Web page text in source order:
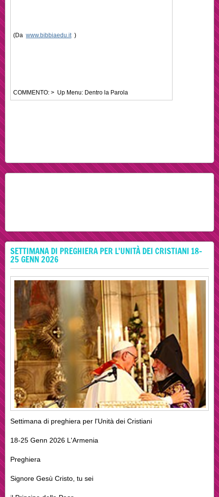
(Da www.bibbiaedu.it)
COMMENTO: > Up Menu: Dentro la Parola
SETTIMANA DI PREGHIERA PER L'UNITÀ DEI CRISTIANI 18-
25 GENN 2026
Settimana di preghiera per l'Unità dei Cristiani
18-25 Genn 2026 L'Armenia
Preghiera
Signore Gesù Cristo, tu sei